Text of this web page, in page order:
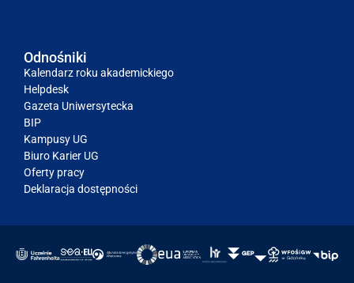
Odnośniki
Kalendarz roku akademickiego
Helpdesk
Gazeta Uniwersytecka
BIP
Kampusy UG
Biuro Karier UG
Oferty pracy
Deklaracja dostępności